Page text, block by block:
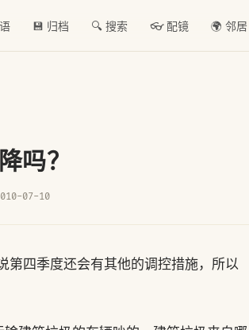
💾 归档 🔍 搜索 👓 配镜 🌍 邻居
吗？
07-10
第四季度还会有其他的调控措施，所以